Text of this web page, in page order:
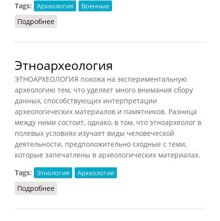
Tags:
Археология Военные
Подробнее
Этноархеология
ЭТНОАРХЕОЛОГИЯ похожа на экспериментальную
археологию тем, что уделяет много внимания сбору
данных, способствующих интерпретации
археологических материалов и памятников. Разница
между ними состоит, однако, в том, что этноархеолог в
полевых условиях изучает виды человеческой
деятельности, предположительно сходные с теми,
которые запечатлены в археологических материалах.
Tags:
Этнология Археология
Подробнее